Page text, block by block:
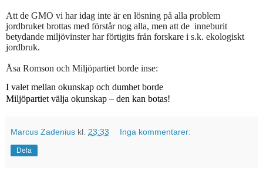
Att de GMO vi har idag inte är en lösning på alla problem
jordbruket brottas med förstår nog alla, men att de inneburit
betydande miljövinster har förtigits från forskare i s.k. ekologiskt
jordbruk.
Åsa Romson och Miljöpartiet borde inse:
I valet mellan okunskap och dumhet borde
Miljöpartiet välja okunskap – den kan botas!
Marcus Zadenius kl. 23:33 Inga kommentarer:
Dela